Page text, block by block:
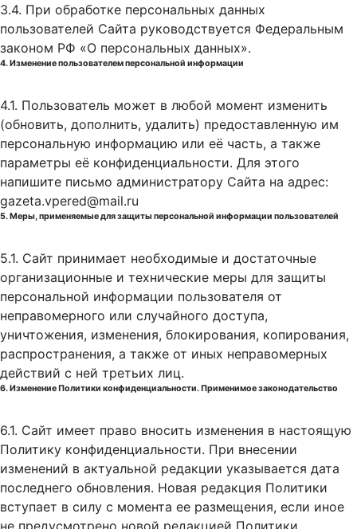
3.4. При обработке персональных данных
пользователей Сайта руководствуется Федеральным
законом РФ «О персональных данных».
4. Изменение пользователем персональной информации
4.1. Пользователь может в любой момент изменить
(обновить, дополнить, удалить) предоставленную им
персональную информацию или её часть, а также
параметры её конфиденциальности. Для этого
напишите письмо администратору Сайта на адрес:
gazeta.vpered@mail.ru
5. Меры, применяемые для защиты персональной информации пользователей
5.1. Сайт принимает необходимые и достаточные
организационные и технические меры для защиты
персональной информации пользователя от
неправомерного или случайного доступа,
уничтожения, изменения, блокирования, копирования,
распространения, а также от иных неправомерных
действий с ней третьих лиц.
6. Изменение Политики конфиденциальности. Применимое законодательство
6.1. Сайт имеет право вносить изменения в настоящую
Политику конфиденциальности. При внесении
изменений в актуальной редакции указывается дата
последнего обновления. Новая редакция Политики
вступает в силу с момента ее размещения, если иное